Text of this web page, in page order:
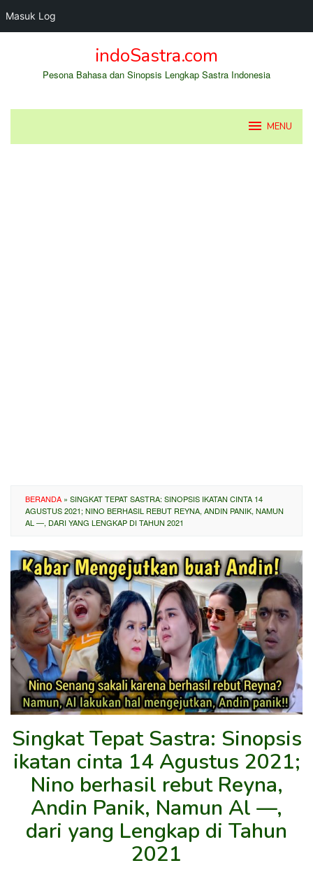
Masuk Log
indoSastra.com
Pesona Bahasa dan Sinopsis Lengkap Sastra Indonesia
MENU
BERANDA » SINGKAT TEPAT SASTRA: SINOPSIS IKATAN CINTA 14
AGUSTUS 2021; NINO BERHASIL REBUT REYNA, ANDIN PANIK, NAMUN
AL —, DARI YANG LENGKAP DI TAHUN 2021
Singkat Tepat Sastra: Sinopsis
ikatan cinta 14 Agustus 2021;
Nino berhasil rebut Reyna,
Andin Panik, Namun Al —,
dari yang Lengkap di Tahun
2021